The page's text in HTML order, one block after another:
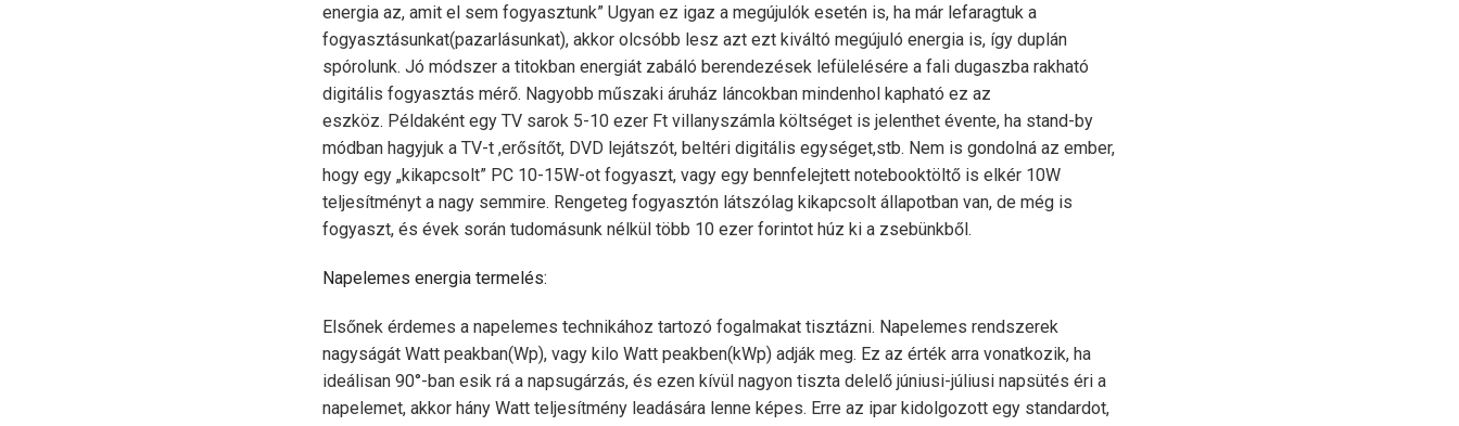
energia az, amit el sem fogyasztunk” Ugyan ez igaz a megújulók esetén is, ha már lefaragtuk a
fogyasztásunkat(pazarlásunkat), akkor olcsóbb lesz azt ezt kiváltó megújuló energia is, így duplán
spórolunk. Jó módszer a titokban energiát zabáló berendezések lefülelésére a fali dugaszba rakható
digitális fogyasztás mérő. Nagyobb műszaki áruház láncokban mindenhol kapható ez az
eszköz. Példaként egy TV sarok 5-10 ezer Ft villanyszámla költséget is jelenthet évente, ha stand-by
módban hagyjuk a TV-t ,erősítőt, DVD lejátszót, beltéri digitális egységet,stb. Nem is gondolná az ember,
hogy egy „kikapcsolt” PC 10-15W-ot fogyaszt, vagy egy bennfelejtett notebooktöltő is elkér 10W
teljesítményt a nagy semmire. Rengeteg fogyasztón látszólag kikapcsolt állapotban van, de még is
fogyaszt, és évek során tudomásunk nélkül több 10 ezer forintot húz ki a zsebünkből.
Napelemes energia termelés:
Elsőnek érdemes a napelemes technikához tartozó fogalmakat tisztázni. Napelemes rendszerek
nagyságát Watt peakban(Wp), vagy kilo Watt peakben(kWp) adják meg. Ez az érték arra vonatkozik, ha
ideálisan 90°-ban esik rá a napsugárzás, és ezen kívül nagyon tiszta delelő júniusi-júliusi napsütés éri a
napelemet, akkor hány Watt teljesítmény leadására lenne képes. Erre az ipar kidolgozott egy standardot,